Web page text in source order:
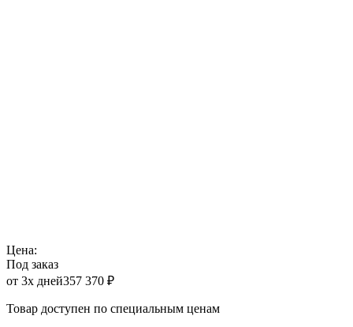
Цена:
Под заказ
от 3х дней357 370 ₽
Товар доступен по специальным ценам